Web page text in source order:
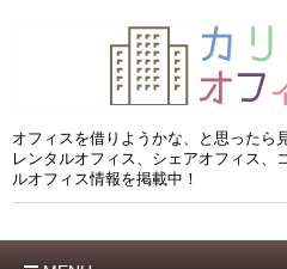
オフィスを借りようかな、と思ったら
レンタルオフィス、シェアオフィス、
ルオフィス情報を掲載中！